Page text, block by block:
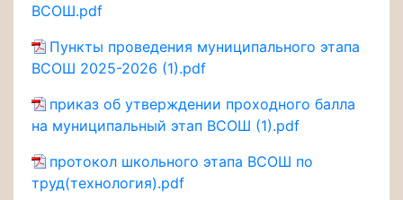
ВСОШ.pdf
Пункты проведения муниципального этапа
ВСОШ 2025-2026 (1).pdf
приказ об утверждении проходного балла
на муниципальный этап ВСОШ (1).pdf
протокол школьного этапа ВСОШ по
труд(технология).pdf